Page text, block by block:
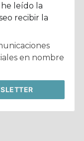
he leído la
recibir la
en nombre